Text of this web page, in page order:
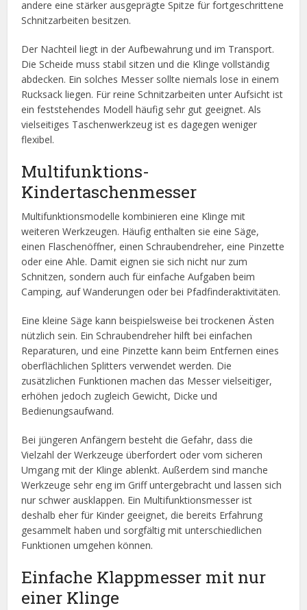
andere eine stärker ausgeprägte Spitze für fortgeschrittene
Schnitzarbeiten besitzen.
Der Nachteil liegt in der Aufbewahrung und im Transport.
Die Scheide muss stabil sitzen und die Klinge vollständig
abdecken. Ein solches Messer sollte niemals lose in einem
Rucksack liegen. Für reine Schnitzarbeiten unter Aufsicht ist
ein feststehendes Modell häufig sehr gut geeignet. Als
vielseitiges Taschenwerkzeug ist es dagegen weniger
flexibel.
Multifunktions-
Kindertaschenmesser
Multifunktionsmodelle kombinieren eine Klinge mit
weiteren Werkzeugen. Häufig enthalten sie eine Säge,
einen Flaschenöffner, einen Schraubendreher, eine Pinzette
oder eine Ahle. Damit eignen sie sich nicht nur zum
Schnitzen, sondern auch für einfache Aufgaben beim
Camping, auf Wanderungen oder bei Pfadfinderaktivitäten.
Eine kleine Säge kann beispielsweise bei trockenen Ästen
nützlich sein. Ein Schraubendreher hilft bei einfachen
Reparaturen, und eine Pinzette kann beim Entfernen eines
oberflächlichen Splitters verwendet werden. Die
zusätzlichen Funktionen machen das Messer vielseitiger,
erhöhen jedoch zugleich Gewicht, Dicke und
Bedienungsaufwand.
Bei jüngeren Anfängern besteht die Gefahr, dass die
Vielzahl der Werkzeuge überfordert oder vom sicheren
Umgang mit der Klinge ablenkt. Außerdem sind manche
Werkzeuge sehr eng im Griff untergebracht und lassen sich
nur schwer ausklappen. Ein Multifunktionsmesser ist
deshalb eher für Kinder geeignet, die bereits Erfahrung
gesammelt haben und sorgfältig mit unterschiedlichen
Funktionen umgehen können.
Einfache Klappmesser mit nur
einer Klinge